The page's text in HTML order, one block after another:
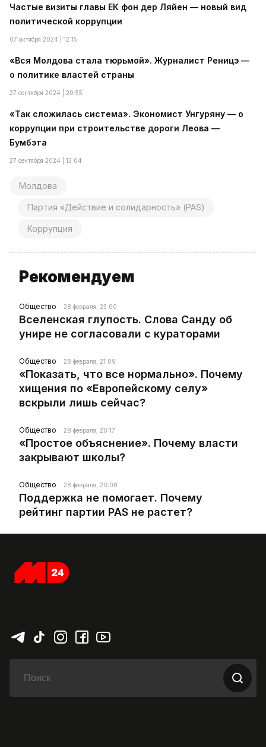
Частые визиты главы ЕК фон дер Ляйен — новый вид
политической коррупции
07 октября 2024 | 12:15
«Вся Молдова стала тюрьмой». Журналист Реницэ —
о политике властей страны
27 сентября 2024 | 20:55
«Так сложилась система». Экономист Унгуряну — о
коррупции при строительстве дороги Леова —
Бумбэта
27 сентября 2024 | 13:04
Молдова
Партия «Действие и солидарность» (PAS)
Коррупция
Рекомендуем
Общество 28 февраля, 23:00
Вселенская глупость. Слова Санду об
унире не согласовали с кураторами
Общество 28 февраля, 21:09
«Показать, что все нормально». Почему
хищения по «Европейскому селу»
вскрыли лишь сейчас?
Общество 28 февраля, 20:17
«Простое объяснение». Почему власти
закрывают школы?
Общество 28 февраля, 20:08
Поддержка не помогает. Почему
рейтинг партии PAS не растет?